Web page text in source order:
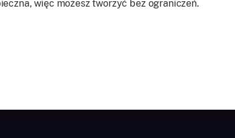
więc możesz tworzyć bez ograniczeń.